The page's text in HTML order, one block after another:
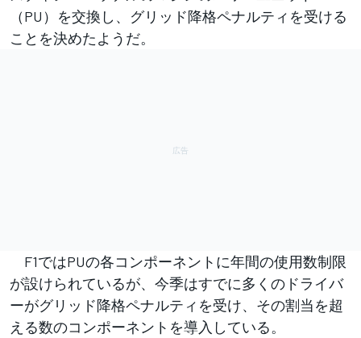
（PU）を交換し、グリッド降格ペナルティを受ける
ことを決めたようだ。
F1ではPUの各コンポーネントに年間の使用数制限
が設けられているが、今季はすでに多くのドライバ
ーがグリッド降格ペナルティを受け、その割当を超
える数のコンポーネントを導入している。